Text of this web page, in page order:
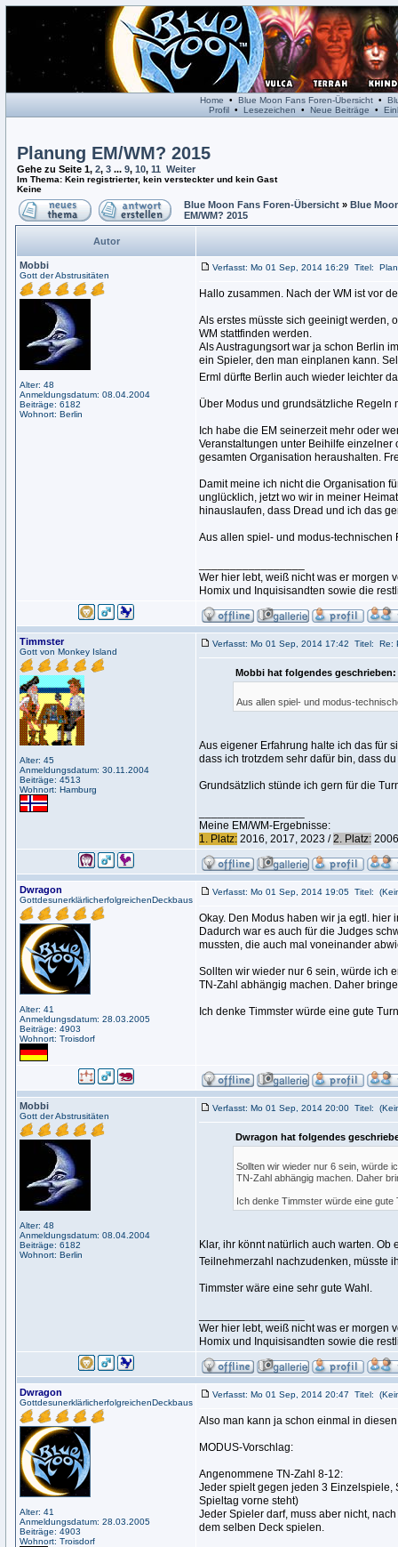
Home • Blue Moon Fans Foren-Übersicht•
Profil• Lesezeichen • Neue Beiträge •
Planung EM/WM? 2015
Gehe zu Seite 1, 2, 3 ... 9, 10, 11 Weiter
Im Thema: Kein registrierter, kein versteckter und kein Gast
Keine
Blue Moon Fans Foren-Übersicht » Blue
EM/WM? 2015
Autor
Mobbi
Gott der Abstrusitäten
Alter: 48
Anmeldungsdatum: 08.04.2004
Beiträge: 6182
Wohnort: Berlin
Verfasst: Mo 01 Sep, 2014 16:29 Titel:
Hallo zusammen. Nach der WM ist vor
Als erstes müsste sich geeinigt werden,
WM stattfinden werden.
Als Austragungsort war ja schon Berlin
ein Spieler, den man einplanen kann.
Erml dürfte Berlin auch wieder leichter
Über Modus und grundsätzliche Regeln
Ich habe die EM seinerzeit mehr oder
Veranstaltungen unter Beihilfe
gesamten Organisation heraushalten.
Damit meine ich nicht die Organisation
unglücklich, jetzt wo wir in meiner
hinauslaufen, dass Dread und ich das
Aus allen spiel- und modus-
Wer hier lebt, weiß nicht was er morgen
Homix und Inquisisandten sowie die
Timmster
Gott von Monkey Island
Alter: 45
Anmeldungsdatum: 30.11.2004
Beiträge: 4513
Wohnort: Hamburg
Verfasst: Mo 01 Sep, 2014 17:42 Titel: Re:
Mobbi hat folgendes geschrieben:
Aus allen spiel- und modus-
Aus eigener Erfahrung halte ich das für
dass ich trotzdem sehr dafür bin, dass
Grundsätzlich stünde ich gern für die
Meine EM/WM-Ergebnisse:
1. Platz: 2016, 2017, 2023 /2. Platz:
Dwragon
GottdesunerklärlicherfolgreichenDeckbaus
Alter: 41
Anmeldungsdatum: 28.03.2005
Beiträge: 4903
Wohnort: Troisdorf
Verfasst: Mo 01 Sep, 2014 19:05 Titel:
Okay. Den Modus haben wir ja egtl.
Dadurch war es auch für die Judges
mussten, die auch mal voneinander
Sollten wir wieder nur 6 sein, würde ich
TN-Zahl abhängig machen. Daher
Ich denke Timmster würde eine gute
Mobbi
Gott der Abstrusitäten
Alter: 48
Anmeldungsdatum: 08.04.2004
Beiträge: 6182
Wohnort: Berlin
Verfasst: Mo 01 Sep, 2014 20:00 Titel:
Dwragon hat folgendes
Sollten wir wieder nur 6 sein, würde
TN-Zahl abhängig machen. Daher
Ich denke Timmster würde eine gute
Klar, ihr könnt natürlich auch warten.
Teilnehmerzahl nachzudenken, müsste
Timmster wäre eine sehr gute Wahl.
Wer hier lebt, weiß nicht was er morgen
Homix und Inquisisandten sowie die
Dwragon
GottdesunerklärlicherfolgreichenDeckbaus
Alter: 41
Anmeldungsdatum: 28.03.2005
Beiträge: 4903
Wohnort: Troisdorf
Verfasst: Mo 01 Sep, 2014 20:47 Titel:
Also man kann ja schon einmal in
MODUS-Vorschlag:
Angenommene TN-Zahl 8-12:
Jeder spielt gegen jeden 3 Einzelspiele,
Spieltag vorne steht)
Jeder Spieler darf, muss aber nicht,
dem selben Deck spielen.